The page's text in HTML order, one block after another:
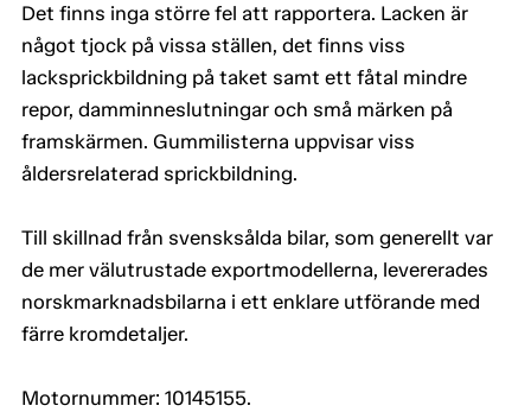
Det finns inga större fel att rapportera. Lacken är
något tjock på vissa ställen, det finns viss
lacksprickbildning på taket samt ett fåtal mindre
repor, damminneslutningar och små märken på
framskärmen. Gummilisterna uppvisar viss
åldersrelaterad sprickbildning.
Till skillnad från svensksålda bilar, som generellt var
de mer välutrustade exportmodellerna, levererades
norskmarknadsbilarna i ett enklare utförande med
färre kromdetaljer.
Motornummer: 10145155.